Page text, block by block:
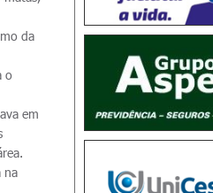
da
o
em
na